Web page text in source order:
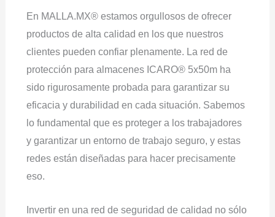
En MALLA.MX® estamos orgullosos de ofrecer
productos de alta calidad en los que nuestros
clientes pueden confiar plenamente. La red de
protección para almacenes ICARO® 5x50m ha
sido rigurosamente probada para garantizar su
eficacia y durabilidad en cada situación. Sabemos
lo fundamental que es proteger a los trabajadores
y garantizar un entorno de trabajo seguro, y estas
redes están diseñadas para hacer precisamente
eso.
Invertir en una red de seguridad de calidad no sólo